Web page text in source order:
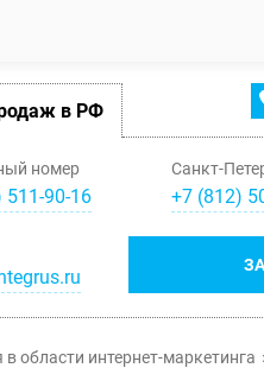
в РФ
номер
511-90-16
Санкт-
+7(812)
области интернет-маркетинга